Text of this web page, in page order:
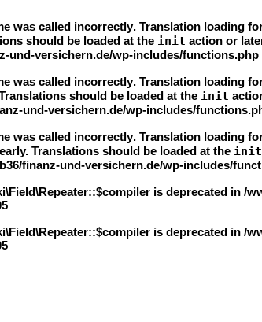
was called incorrectly. Translation loading
should be loaded at the init action or
und-versichern.de/wp-includes/functions.php
was called incorrectly. Translation loading
should be loaded at the init
und-versichern.de/wp-includes/
was called incorrectly. Translation loading
Translations should be loaded at the init
finanz-und-versichern.de/wp-includes/
is deprecated in /
is deprecated in /